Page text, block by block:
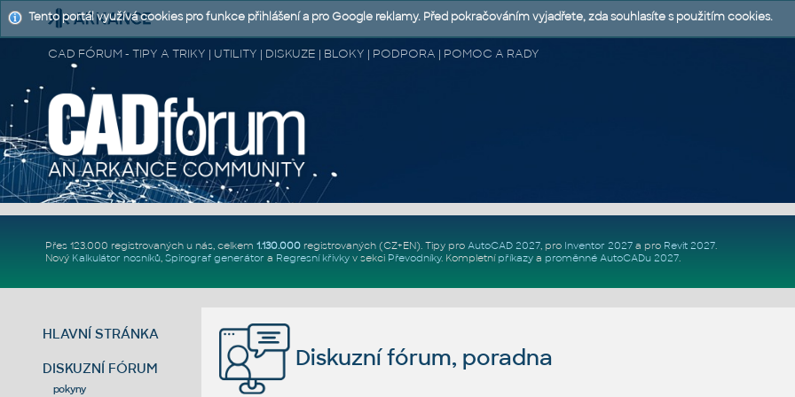
CAD FÓRUM - TIPY A TRIKY | UTILITY | DISKUZE | BLOKY | PODPORA | POMOC A RADY
Přes 123.000 registrovaných u nás, celkem 1.130.000registrovaných (CZ+EN). Tipy pro AutoCAD 2027, pro Inventor 2027a pro Revit 2027.
Nový Kalkulátor nosníků, Spirograf generátor a Regresní křivkyv sekci Převodníky. Kompletní příkazya proměnné AutoCADu 2027.
HLAVNÍ STRÁNKA
DISKUZNÍ FÓRUM
pokyny
Diskuzní fórum, poradna
Tento portál využívá cookies pro funkce přihlášení a pro Google reklamy. Před pokračováním vyjadřete, zda souhlasíte s použitím cookies.